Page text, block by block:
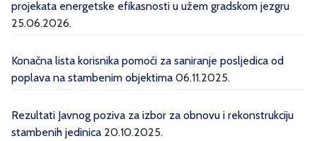
projekata energetske efikasnosti u užem gradskom jezgru
25.06.2026.
Konačna lista korisnika pomoći za saniranje posljedica od
poplava na stambenim objektima 06.11.2025.
Rezultati Javnog poziva za izbor za obnovu i rekonstrukciju
stambenih jedinica 20.10.2025.